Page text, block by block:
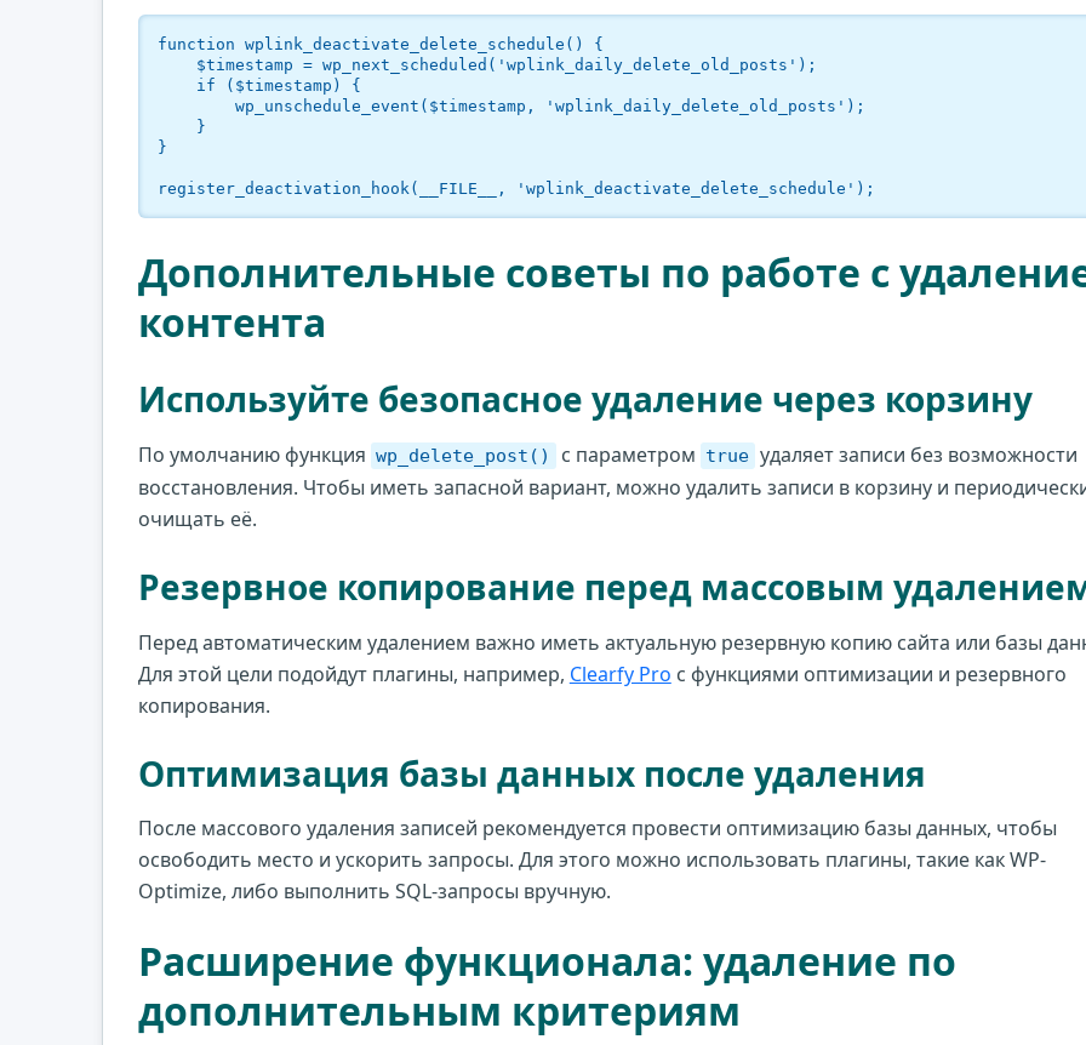
function wplink_deactivate_delete_schedule() {
}
register_deactivation_hook(__FILE__, 'wplink_deactivate_delete_schedule');
Дополнительные советы по работе с
контента
Используйте безопасное удаление через корзину
По умолчанию функция wp_delete_post() с параметром true удаляет записи без возможности
восстановления. Чтобы иметь запасной вариант, можно удалить записи в корзину и
очищать её.
Резервное копирование перед массовым
Перед автоматическим удалением важно иметь актуальную резервную копию сайта или базы
Для этой цели подойдут плагины, например, Clearfy Pro с функциями оптимизации и резервного
копирования.
Оптимизация базы данных после удаления
После массового удаления записей рекомендуется провести оптимизацию базы данных, чтобы
освободить место и ускорить запросы. Для этого можно использовать плагины, такие как WP-
Optimize, либо выполнить SQL-запросы вручную.
Расширение функционала: удаление по
дополнительным критериям